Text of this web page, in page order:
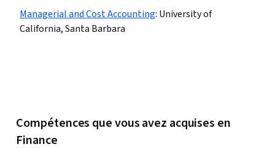
Managerial and Cost Accounting: University of
California, Santa Barbara
Compétences que vous avez acquises en
Finance